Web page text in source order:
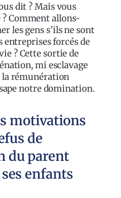
dit ? Mais vous
Comment allons-
les gens s’ils ne sont
entreprises forcés de
? Cette sortie de
mi esclavage
la rémunération
notre domination.
de
du parent
enfants